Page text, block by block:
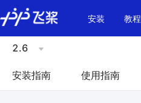
\u200E
安装
教程
2.6
安装指南 使用指南